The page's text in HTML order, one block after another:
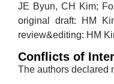
JE Byun, CH Kim;
original draft: HM
review&editing: HM
Conflicts of
The authors declared